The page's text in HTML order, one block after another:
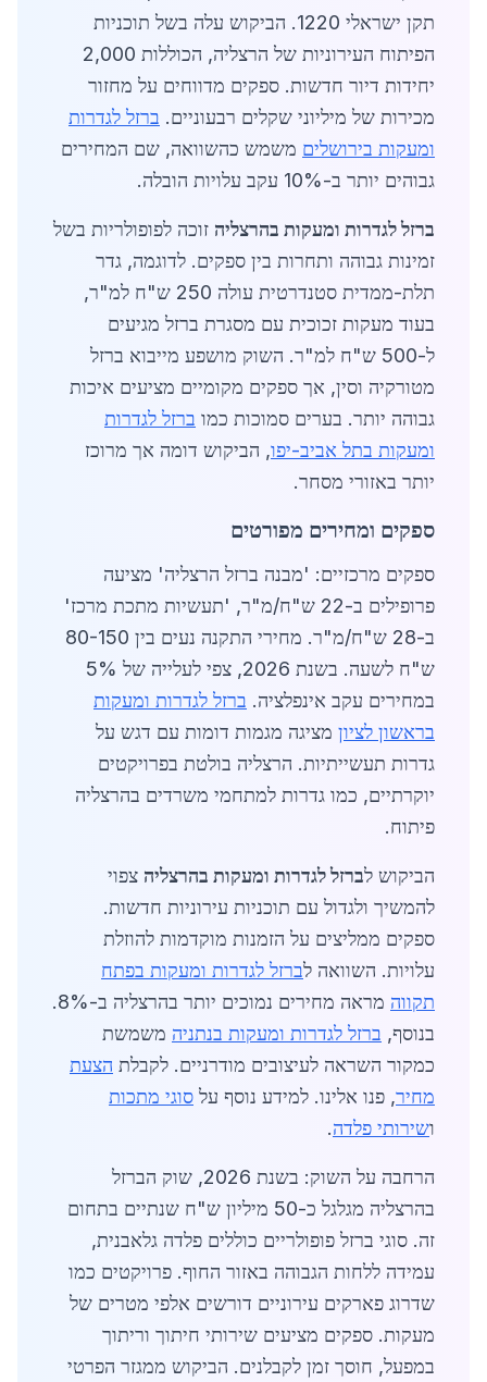
תקן ישראלי 1220. הביקוש עלה בשל תוכניות
הפיתוח העירוניות של הרצליה, הכוללות 2,000
יחידות דיור חדשות. ספקים מדווחים על מחזור
מכירות של מיליוני שקלים רבעוניים. ברזל לגדרות
ומעקות בירושלים משמש כהשוואה, שם המחירים
גבוהים יותר ב-10% עקב עלויות הובלה.
ברזל לגדרות ומעקות בהרצליה זוכה לפופולריות בשל
זמינות גבוהה ותחרות בין ספקים. לדוגמה, גדר
תלת-ממדית סטנדרטית עולה 250 ש"ח למ"ר,
בעוד מעקות זכוכית עם מסגרת ברזל מגיעים
ל-500 ש"ח למ"ר. השוק מושפע מייבוא ברזל
מטורקיה וסין, אך ספקים מקומיים מציעים איכות
גבוהה יותר. בערים סמוכות כמו ברזל לגדרות
ומעקות בתל אביב-יפו, הביקוש דומה אך מרוכז
יותר באזורי מסחר.
ספקים ומחירים מפורטים
ספקים מרכזיים: 'מבנה ברזל הרצליה' מציעה
פרופילים ב-22 ש"ח/מ"ר, 'תעשיות מתכת מרכז'
ב-28 ש"ח/מ"ר. מחירי התקנה נעים בין 80-150
ש"ח לשעה. בשנת 2026, צפי לעלייה של 5%
במחירים עקב אינפלציה. ברזל לגדרות ומעקות
בראשון לציון מציגה מגמות דומות עם דגש על
גדרות תעשייתיות. הרצליה בולטת בפרויקטים
יוקרתיים, כמו גדרות למתחמי משרדים בהרצליה
פיתוח.
הביקוש לברזל לגדרות ומעקות בהרצליה צפוי
להמשיך ולגדול עם תוכניות עירוניות חדשות.
ספקים ממליצים על הזמנות מוקדמות להוזלת
עלויות. השוואה לברזל לגדרות ומעקות בפתח
תקווה
מראה מחירים נמוכים יותר בהרצליה ב-8%.
בנוסף, ברזל לגדרות ומעקות בנתניה משמשת
כמקור השראה לעיצובים מודרניים. לקבלת הצעת
מחיר, פנו אלינו. למידע נוסף על סוגי מתכות
ושירותי פלדה.
הרחבה על השוק: בשנת 2026, שוק הברזל
בהרצליה מגלגל כ-50 מיליון ש"ח שנתיים בתחום
זה. סוגי ברזל פופולריים כוללים פלדה גלאבנית,
עמידה ללחות הגבוהה באזור החוף. פרויקטים כמו
שדרוג פארקים עירוניים דורשים אלפי מטרים של
מעקות. ספקים מציעים שירותי חיתוך וריתוך
במפעל, חוסך זמן לקבלנים. הביקוש ממגזר הפרטי